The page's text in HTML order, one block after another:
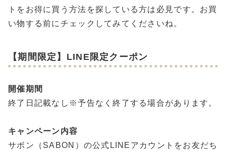
トをお得に買う方法を探している方は必見です。お買
い物する前にチェックしてみてくださいね。
【期間限定】LINE限定クーポン
開催期間
終了日記載なし※予告なく終了する場合があります。
キャンペーン内容
サボン（SABON）の公式LINEアカウントをお友だち